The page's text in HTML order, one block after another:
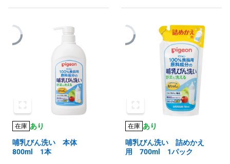
在庫 あり
哺乳びん洗い 本体
800ml 1本
在庫 あり
哺乳びん洗い 詰めかえ
用 700ml 1パック